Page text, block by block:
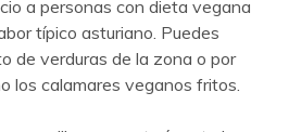
a personas con dieta vegana
típico asturiano. Puedes
de verduras de la zona o por
los calamares veganos fritos.